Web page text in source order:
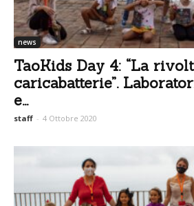
news
TaoKids Day 4: “La
caricabatterie”.
e...
staff - 4 Ottobre 2020